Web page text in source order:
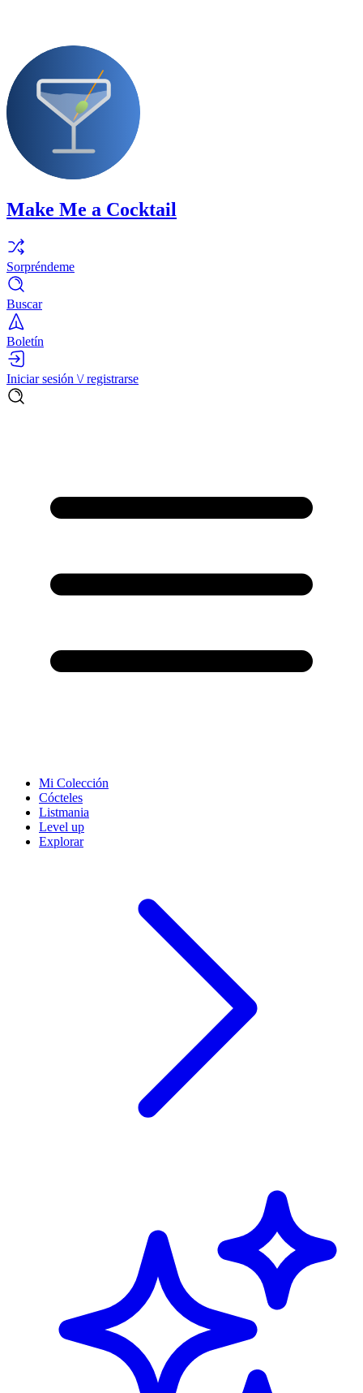
Make Me a Cocktail
Sorpréndeme
Buscar
Boletín
Iniciar sesión \/ registrarse
Mi Colección
Cócteles
Listmania
Level up
Explorar